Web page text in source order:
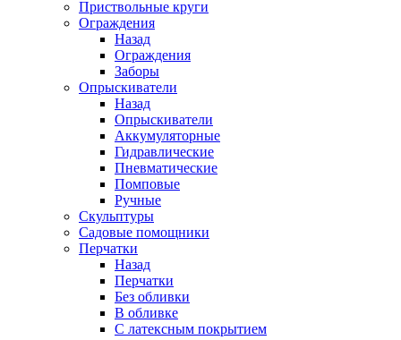
Приствольные круги
Ограждения
Назад
Ограждения
Заборы
Опрыскиватели
Назад
Опрыскиватели
Аккумуляторные
Гидравлические
Пневматические
Помповые
Ручные
Скульптуры
Садовые помощники
Перчатки
Назад
Перчатки
Без обливки
В обливке
С латексным покрытием